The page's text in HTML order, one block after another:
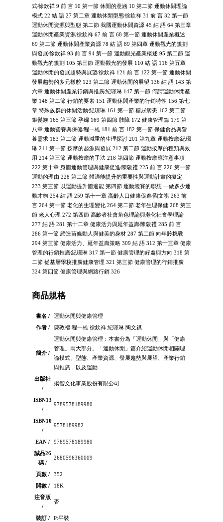
式∕徐欽祥 9 前 言 10 第一節 休閒的意涵 10 第二節 運動休閒理論
模式 22 結 語 27 第二章 運動休閒型態∕徐欽祥 31 前 言 32 第一節
運動休閒資源與型態 第二節 我國運動休閒資源 45 結 語 64 第三章
運動休閒產業資源∕徐欽祥 67 前 言 68 第一節 運動休閒產業概述
69 第二節 運動休閒產業資源 78 結 語 89 第四章 運動觀光的規劃
與發展∕徐欽祥 93 前 言 94 第一節 運動觀光產業概述 95 第二節 運
動觀光的規劃 105 第三節 運動觀光的發展 110 結 語 116 第五章
運動休閒的發展趨勢與展望∕徐欽祥 121 前 言 122 第一節 運動休閒
發展趨勢的多元樣貌 123 第二節 運動休閒的展望 136 結 語 143 第
六章 運動休閒產業行銷與推廣∕紀璟琳 147 第一節 何謂運動休閒產
業 148 第二節 行銷的要素 151 運動休閒產業的行銷特性 156 第七
章 特殊族群的休閒活動∕紀璟琳 161 第一節 糖尿病患 162 第二節
銀髮族 165 第三節 孕婦 169 第四節 肢障 172 健康管理篇 179 第
八章 運動營養與保健∕程一雄 181 前 言 182 第一節 保健食品與營
養需求 183 第二節 運動減重的生理探討 201 第九章 運動按摩∕紀璟
琳 211 第一節 按摩的起源與發展 212 第二節 運動按摩的種類與效
用 214 第三節 運動按摩的手法 218 第四節 運動按摩應注意事項
222 第十章 身體運動管理與健康促進∕陳敦禮 225 前 言 226 第一節
運動的理由 228 第二節 體適能提升的重要性與運動計畫的擬定
233 第三節 以運動提升體適能 第四節 運動競賽的聯想 —做多少運
動才夠 254 結 語 259 第十一章 高齡人口健康促進∕陶文祺 263 前
言 264 第一節 老化的生理變化 264 第二節 老年生理保健 268 第三
節 老人心理 272 第四節 高齡者社會角色理論與老化社會學理論
277 結 語 281 第十二章 健康活力與延年益壽∕陳敦禮 285 前 言
286 第一節 締造苗條動人與健美的身材 287 第二節 向年齡挑戰
294 第三節 健康活力、延年益壽策略 309 結 語 312 第十三章 健康
管理的行銷推廣∕紀璟琳 317 第一節 健康管理的好處與方向 318 第
二節 從基層學校推廣健康管理 321 第三節 健康管理的行銷推廣
324 第四節 健康管理與網路行銷 326
商品規格
書名 /
運動休閒與健康管理
作者 /
陳敦禮 程一雄 徐欽祥 紀璟琳 陶文祺
簡介 /
運動休閒與健康管理：本書分為「運動休閒」與「健康
管理」兩大部分。「運動休閒」篇介紹運動休閒相關理
論模式、型態、產業資源、發展趨勢與展望、產業行銷
與推廣，以及運動
出版社
/
揚智文化事業股份有限公司
ISBN13
/
9789578189980
ISBN10
/
9578189982
EAN /
9789578189980
誠品26
碼 /
2680596360009
頁數 /
352
開數 /
18K
注音版
/
否
裝訂 / P:平裝